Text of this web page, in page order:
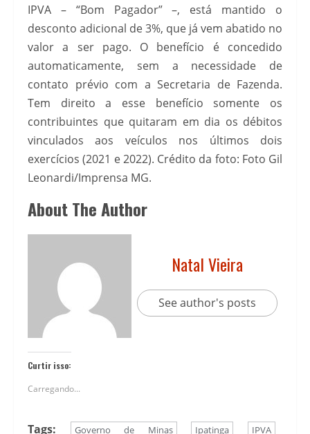
IPVA – “Bom Pagador” –, está mantido o
desconto adicional de 3%, que já vem abatido no
valor a ser pago. O benefício é concedido
automaticamente, sem a necessidade de
contato prévio com a Secretaria de Fazenda.
Tem direito a esse benefício somente os
contribuintes que quitaram em dia os débitos
vinculados aos veículos nos últimos dois
exercícios (2021 e 2022). Crédito da foto: Foto Gil
Leonardi/Imprensa MG.
About The Author
Natal Vieira
See author's posts
Curtir isso:
Carregando...
Tags: Governo de Minas Ipatinga IPVA